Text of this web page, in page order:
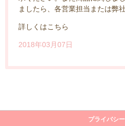
ましたら、各営業担当または弊
詳しくはこちら
2018年03月07日
プライバシ